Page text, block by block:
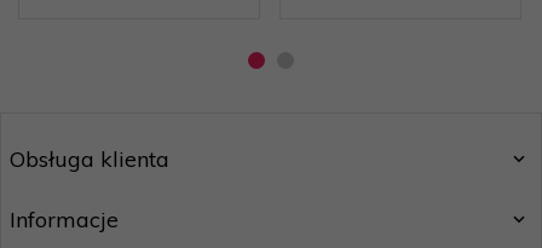
Obsługa klienta
Informacje